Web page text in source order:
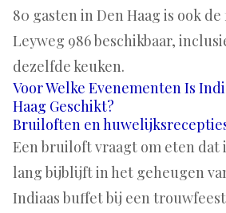
80 gasten in Den Haag is ook de
Leyweg 986beschikbaar,
dezelfde keuken.
Voor Welke Evenementen Is
Haag Geschikt?
Bruiloften en
Een bruiloft vraagt om eten dat
lang bijblijft in het geheugen
Indiaas buffet bij een